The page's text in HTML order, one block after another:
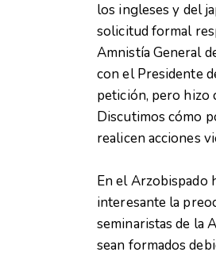
los ingleses y del
solicitud formal
Amnistía General
con el Presidente
petición, pero hizo
Discutimos cómo
realicen acciones
En el Arzobispado
interesante la
seminaristas de la
sean formados